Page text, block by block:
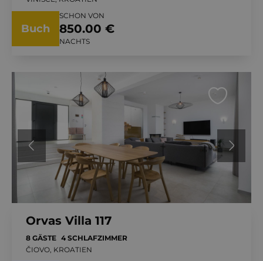
Buch
SCHON VON
850.00 €
NACHTS
Orvas Villa 117
8 GÄSTE 4 SCHLAFZIMMER
ČIOVO, KROATIEN